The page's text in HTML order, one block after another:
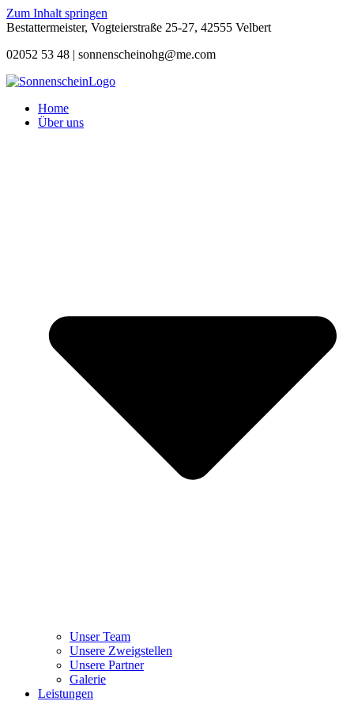
Zum Inhalt springen
Bestattermeister, Vogteierstraße 25-27, 42555 Velbert
02052 53 48 | sonnenscheinohg@me.com
Home
Über uns
Unser Team
Unsere Zweigstellen
Unsere Partner
Galerie
Leistungen